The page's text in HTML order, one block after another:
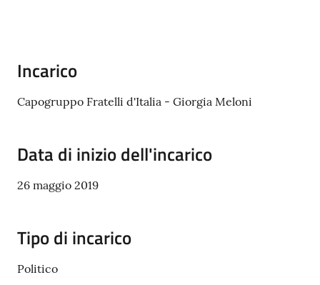
e
o
o
a
T
r
Incarico
Capogruppo Fratelli d'Italia - Giorgia Meloni
Data di inizio dell'incarico
26 maggio 2019
Tipo di incarico
Politico